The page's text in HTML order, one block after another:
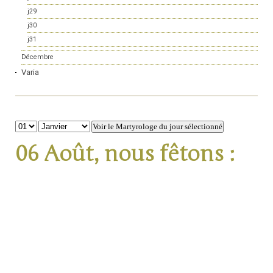
j29
j30
j31
Décembre
Varia
06 Août, nous fêtons :